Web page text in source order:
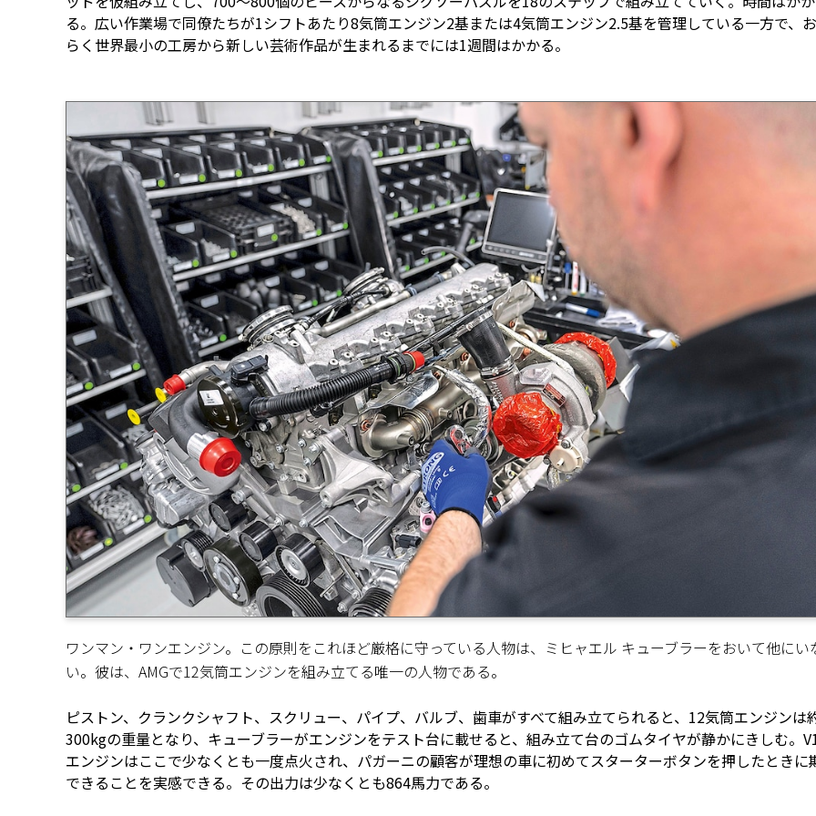
る。広い作業場で同僚たちが1シフトあたり8気筒エンジン2基または4気筒エンジン2.5基を管理している一方で、
らく世界最小の工房から新しい芸術作品が生まれるまでには1週間はかかる。
ワンマン・ワンエンジン。この原則をこれほど厳格に守っている人物は、ミヒャエル キューブラーをおいて他にい
い。彼は、AMGで12気筒エンジンを組み立てる唯一の人物である。
ピストン、クランクシャフト、スクリュー、パイプ、バルブ、歯車がすべて組み立てられると、12気筒エンジンは
300kgの重量となり、キューブラーがエンジンをテスト台に載せると、組み立て台のゴムタイヤが静かにきしむ。
エンジンはここで少なくとも一度点火され、パガーニの顧客が理想の車に初めてスターターボタンを押したときに
できることを実感できる。その出力は少なくとも864馬力である。